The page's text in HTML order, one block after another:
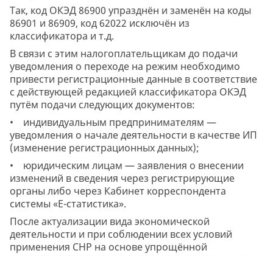
Так, код ОКЭД 86900 упразднён и заменён на коды
86901 и 86909, код 62022 исключён из
классификатора и т.д.
В связи с этим налогоплательщикам до подачи
уведомления о переходе на режим необходимо
привести регистрационные данные в соответствие
с действующей редакцией классификатора ОКЭД
путём подачи следующих документов:
• индивидуальным предпринимателям —
уведомления о начале деятельности в качестве ИП
(изменение регистрационных данных);
• юридическим лицам — заявления о внесении
изменений в сведения через регистрирующие
органы либо через Кабинет корреспондента
системы «Е-статистика».
После актуализации вида экономической
деятельности и при соблюдении всех условий
применения СНР на основе упрощённой